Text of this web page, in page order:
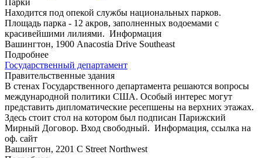
Находится под опекой службы национальных парков.
Площадь парка - 12 акров, заполненных водоемами с
красивейшими лилиями. Информация
Вашингтон, 1900 Anacostia Drive Southeast
Подробнее
Государственный департамент
Правительственные здания
В стенах Государственного департамента решаются вопросы
международной политики США. Особый интерес могут
представить дипломатические ресепшены на верхних этажах.
Здесь стоит стол на котором был подписан Парижский
Мирный Договор. Вход свободный. Информация, ссылка на
оф. сайт
Вашингтон, 2201 C Street Northwest